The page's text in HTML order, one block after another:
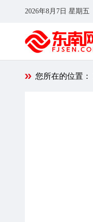
2026年8月7日 星期五
您所在的位置：